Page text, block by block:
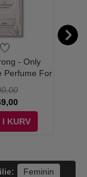
- Only
Perfume For
KURV
Feminin